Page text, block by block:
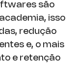
são
isso
redução
e, o mais
e retenção